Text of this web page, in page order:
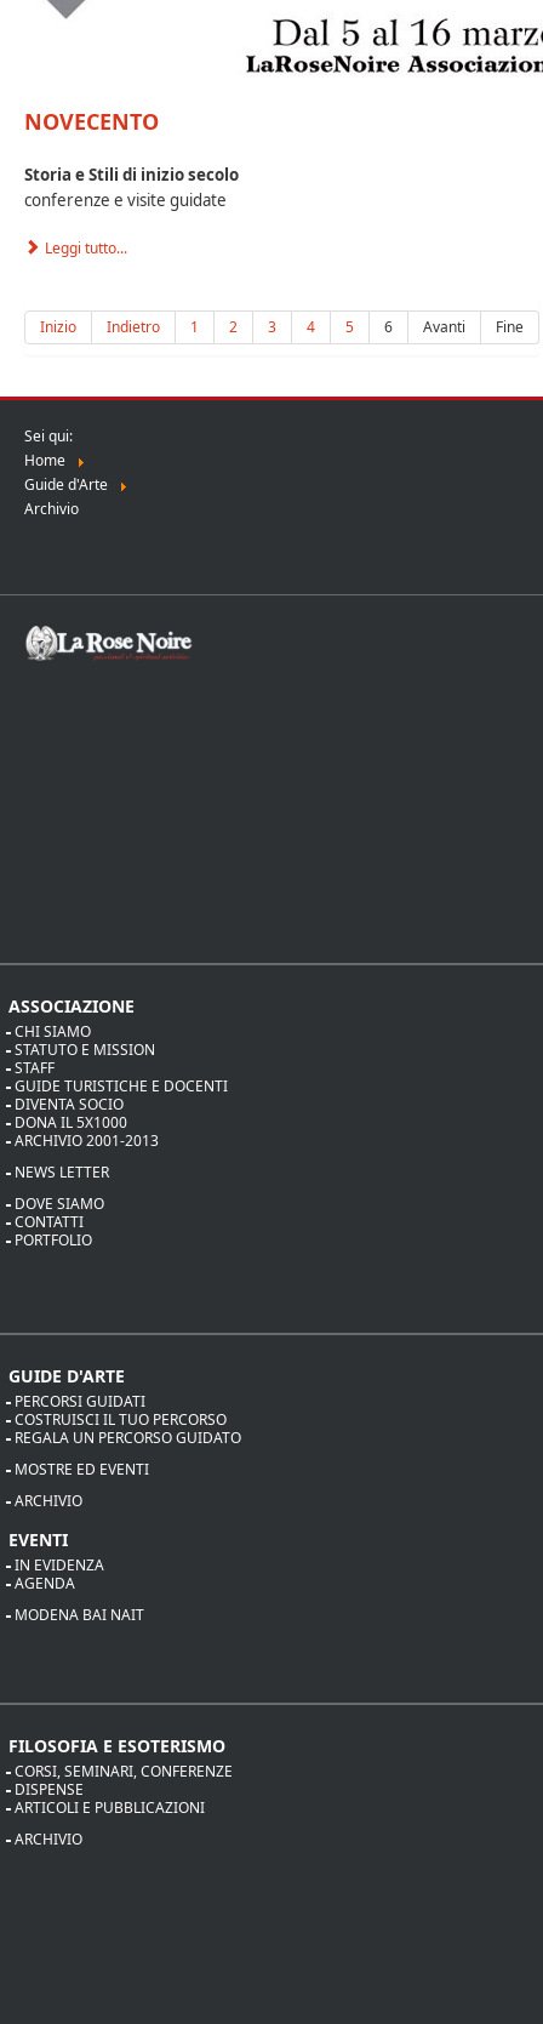
NOVECENTO
Storia e Stili di inizio secolo
conferenze e visite guidate
Leggi tutto...
Inizio Indietro 1 2 3 4 5 6 Avanti Fine
Sei qui:
Home
Guide d'Arte
Archivio
ASSOCIAZIONE
CHI SIAMO
STATUTO E MISSION
STAFF
GUIDE TURISTICHE E DOCENTI
DIVENTA SOCIO
DONA IL 5X1000
ARCHIVIO 2001-2013
NEWS LETTER
DOVE SIAMO
CONTATTI
PORTFOLIO
GUIDE D'ARTE
PERCORSI GUIDATI
COSTRUISCI IL TUO PERCORSO
REGALA UN PERCORSO GUIDATO
MOSTRE ED EVENTI
ARCHIVIO
EVENTI
IN EVIDENZA
AGENDA
MODENA BAI NAIT
FILOSOFIA E ESOTERISMO
CORSI, SEMINARI, CONFERENZE
DISPENSE
ARTICOLI E PUBBLICAZIONI
ARCHIVIO